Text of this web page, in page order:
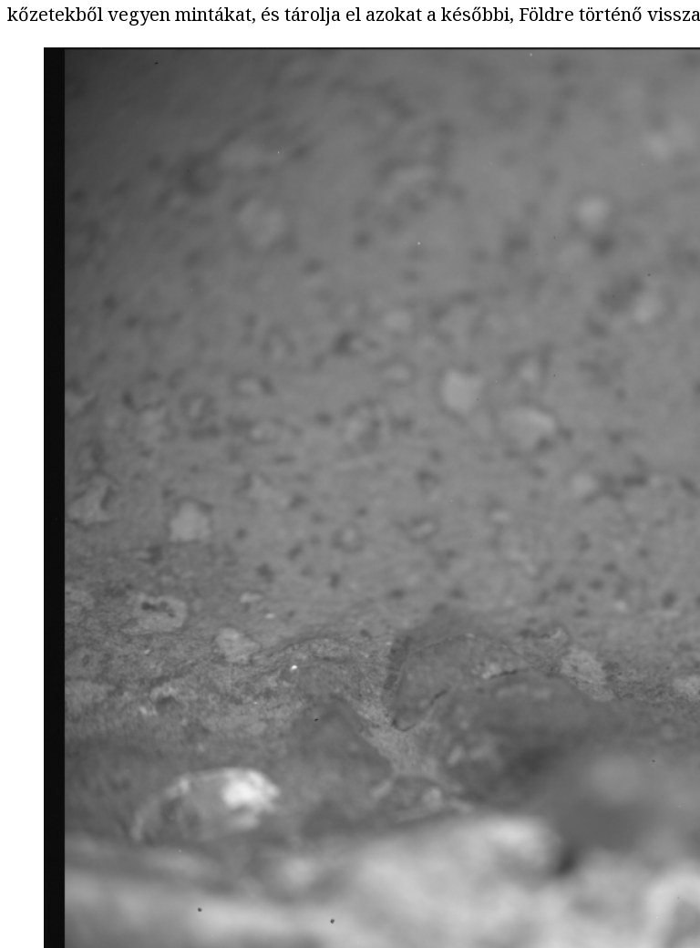
kőzetekből vegyen mintákat, és tárolja el azokat a későbbi, Földre történő